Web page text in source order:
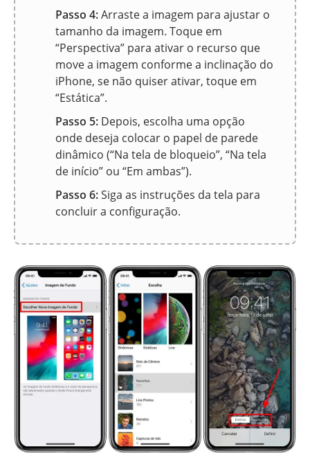
Passo 4:Arraste a imagem para ajustar o
tamanho da imagem. Toque em
“Perspectiva” para ativar o recurso que
move a imagem conforme a inclinação do
iPhone, se não quiser ativar, toque em
“Estática”.
Passo 5: Depois, escolha uma opção
onde deseja colocar o papel de parede
dinâmico (“Na tela de bloqueio”, “Na tela
de início” ou “Em ambas”).
Passo 6:Siga as instruções da tela para
concluir a configuração.